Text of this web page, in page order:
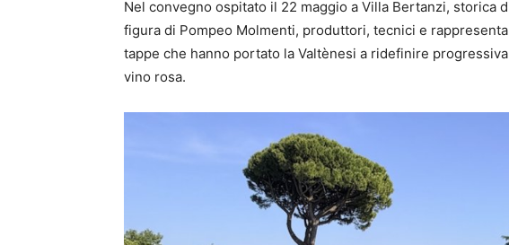
Nel convegno ospitato il 22 maggio a Villa Bertanzi, storica
figura di Pompeo Molmenti, produttori, tecnici e
tappe che hanno portato la Valtènesi a ridefinire
vino rosa.